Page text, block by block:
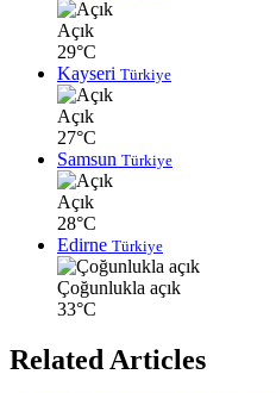
Açık
29°C
Kayseri Türkiye
Açık
27°C
Samsun Türkiye
Açık
28°C
Edirne Türkiye
Çoğunlukla açık
33°C
Related Articles